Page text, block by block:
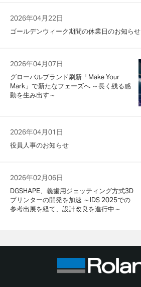
2026年04月22日
ゴールデンウィーク期間の休業日のお知らせ
2026年04月07日
グローバルブランド刷新「Make Your
Mark」で新たなフェーズへ ～長く残る感
動を生み出す～
2026年04月01日
役員人事のお知らせ
2026年02月06日
DGSHAPE、義歯用ジェッティング方式3D
プリンターの開発を加速 ～IDS 2025での
参考出展を経て、設計改良を進行中～